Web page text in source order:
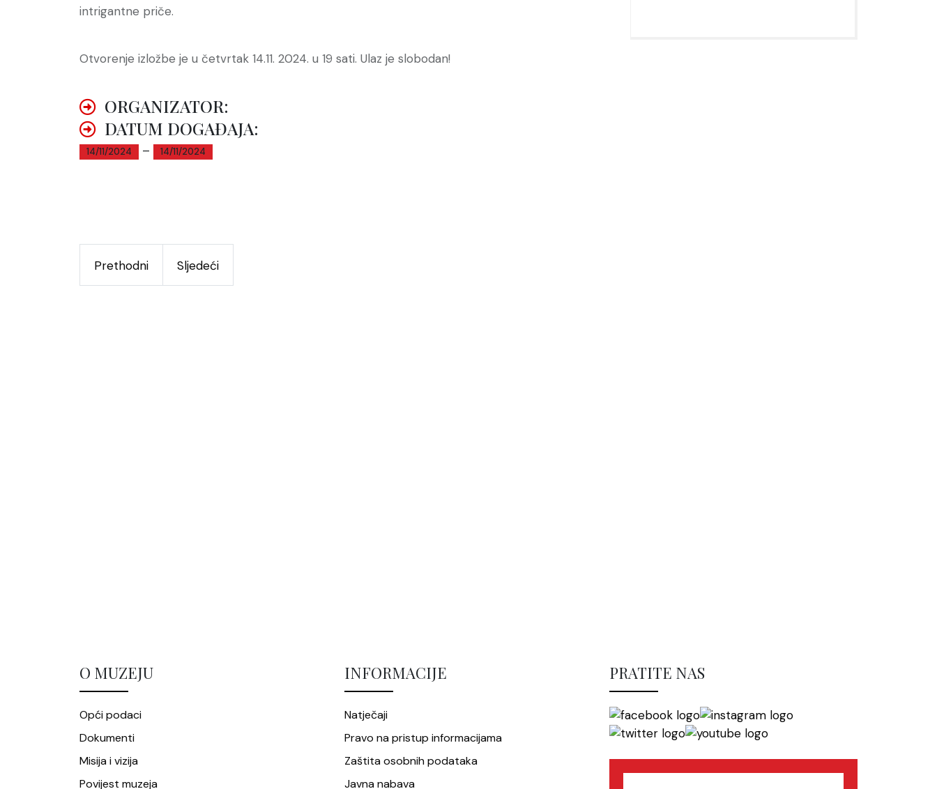
intrigantne priče.
Otvorenje izložbe je u četvrtak 14.11. 2024. u 19 sati. Ulaz je slobodan!
ORGANIZATOR:
DATUM DOGAĐAJA:
14/11/2024 – 14/11/2024
Prethodni Sljedeći
O MUZEJU
Opći podaci
Dokumenti
Misija i vizija
Povijest muzeja
INFORMACIJE
Natječaji
Pravo na pristup informacijama
Zaštita osobnih podataka
Javna nabava
PRATITE NAS